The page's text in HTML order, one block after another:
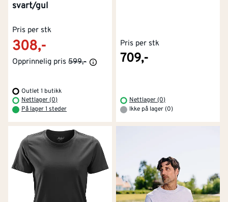
svart/gul
Pris per stk
308,-
Opprinnelig pris 599,-
Outlet 1 butikk
Nettlager (0)
På lager 1 steder
Pris per stk
709,-
Nettlager (0)
Ikke på lager (0)